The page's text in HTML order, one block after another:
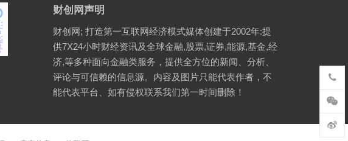
财创网声明
财创网; 打造第一互联网经济模式媒体创建于2002年:提
供7X24小时财经资讯及全球金融,股票,证券,能源,基金,经
济,等多种面向金融类服务，提供全方位的新闻、分析、
评论与可信赖的信息源。内容及图片只能代表作者，不
能代表平台、如有侵权联系我们第一时间删除！